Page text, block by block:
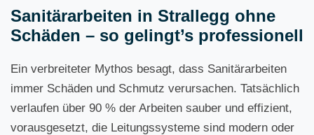
Sanitärarbeiten in Strallegg ohne
Schäden – so gelingt’s professionell
Ein verbreiteter Mythos besagt, dass Sanitärarbeiten
immer Schäden und Schmutz verursachen. Tatsächlich
verlaufen über 90 % der Arbeiten sauber und effizient,
vorausgesetzt, die Leitungssysteme sind modern oder